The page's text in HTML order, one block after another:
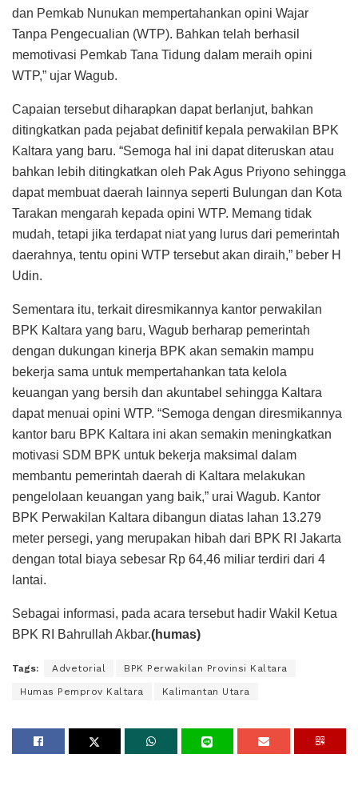
dan Pemkab Nunukan mempertahankan opini Wajar
Tanpa Pengecualian (WTP). Bahkan telah berhasil
memotivasi Pemkab Tana Tidung dalam meraih opini
WTP,” ujar Wagub.
Capaian tersebut diharapkan dapat berlanjut, bahkan
ditingkatkan pada pejabat definitif kepala perwakilan BPK
Kaltara yang baru. “Semoga hal ini dapat diteruskan atau
bahkan lebih ditingkatkan oleh Pak Agus Priyono sehingga
dapat membuat daerah lainnya seperti Bulungan dan Kota
Tarakan mengarah kepada opini WTP. Memang tidak
mudah, tetapi jika terdapat niat yang lurus dari pemerintah
daerahnya, tentu opini WTP tersebut akan diraih,” beber H
Udin.
Sementara itu, terkait diresmikannya kantor perwakilan
BPK Kaltara yang baru, Wagub berharap pemerintah
dengan dukungan kinerja BPK akan semakin mampu
bekerja sama untuk mempertahankan tata kelola
keuangan yang bersih dan akuntabel sehingga Kaltara
dapat menuai opini WTP. “Semoga dengan diresmikannya
kantor baru BPK Kaltara ini akan semakin meningkatkan
motivasi SDM BPK untuk bekerja maksimal dalam
membantu pemerintah daerah di Kaltara melakukan
pengelolaan keuangan yang baik,” urai Wagub. Kantor
BPK Perwakilan Kaltara dibangun diatas lahan 13.279
meter persegi, yang merupakan hibah dari BPK RI Jakarta
dengan total biaya sebesar Rp 64,46 miliar terdiri dari 4
lantai.
Sebagai informasi, pada acara tersebut hadir Wakil Ketua
BPK RI Bahrullah Akbar.(humas)
Tags: Advetorial BPK Perwakilan Provinsi Kaltara
Humas Pemprov Kaltara Kalimantan Utara